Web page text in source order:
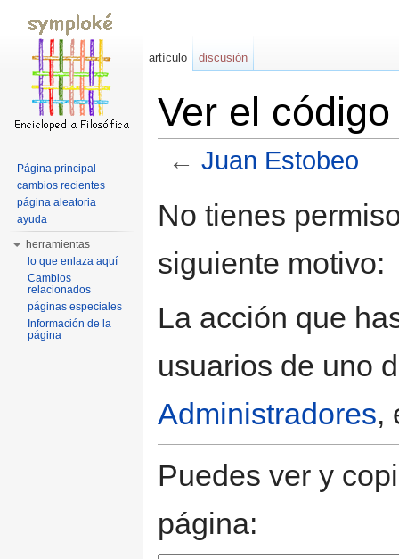
Ver el
← Juan Estobeo
No tienes
siguiente motivo:
La acción que
usuarios de uno
Administradores,
Puedes ver y
página:
artículo discusión
Página principal
cambios recientes
página aleatoria
ayuda
herramientas
lo que enlaza aquí
Cambios
relacionados
páginas especiales
Información de la
página